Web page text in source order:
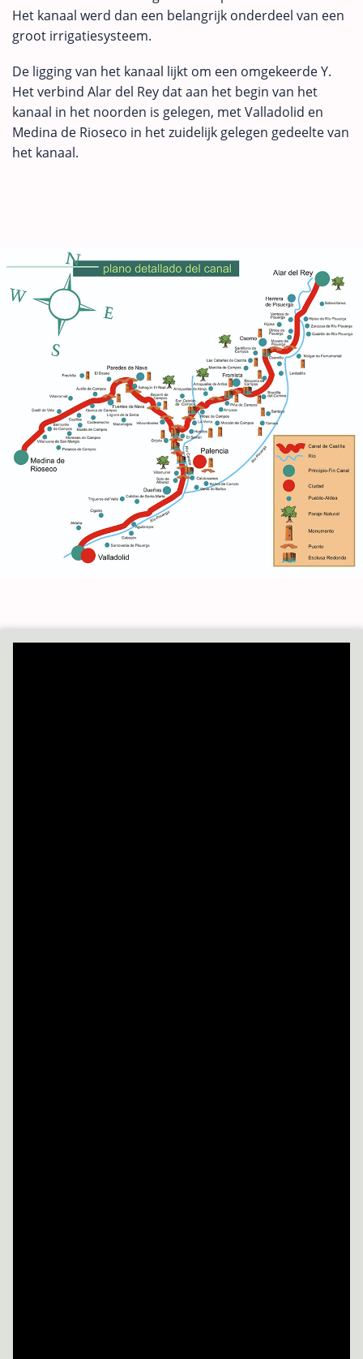
Het kanaal werd dan een belangrijk onderdeel van een
groot irrigatiesysteem.
De ligging van het kanaal lijkt om een omgekeerde Y.
Het verbind Alar del Rey dat aan het begin van het
kanaal in het noorden is gelegen, met Valladolid en
Medina de Rioseco in het zuidelijk gelegen gedeelte van
het kanaal.